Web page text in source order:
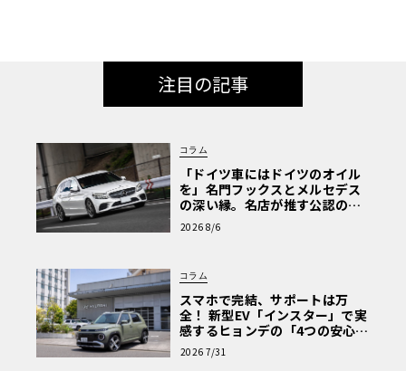
注目の記事
コラム
「ドイツ車にはドイツのオイル
を」名門フックスとメルセデス
の深い縁。名店が推す公認の安
心と、Cクラスで味わうシルキー
な走り〈PR〉
2026 8/6
コラム
スマホで完結、サポートは万
全！ 新型EV「インスター」で実
感するヒョンデの「4つの安心」
【第1回・ヒョンデ6つの疑問：
Why? Hyundai?】〈PR〉
2026 7/31